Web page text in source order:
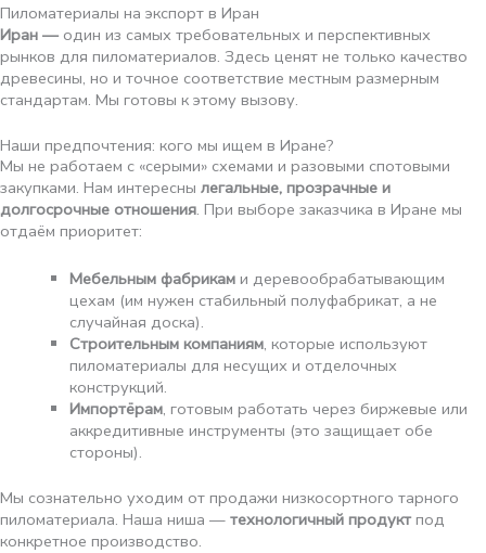
Пиломатериалы на экспорт в Иран
Иран — один из самых требовательных и перспективных
рынков для пиломатериалов. Здесь ценят не только качество
древесины, но и точное соответствие местным размерным
стандартам. Мы готовы к этому вызову.
Наши предпочтения: кого мы ищем в Иране?
Мы не работаем с «серыми» схемами и разовыми спотовыми
закупками. Нам интересны легальные, прозрачные и
долгосрочные отношения. При выборе заказчика в Иране мы
отдаём приоритет:
Мебельным фабриками деревообрабатывающим
цехам (им нужен стабильный полуфабрикат, а не
случайная доска).
Строительным компаниям, которые используют
пиломатериалы для несущих и отделочных
конструкций.
Импортёрам, готовым работать через биржевые или
аккредитивные инструменты (это защищает обе
стороны).
Мы сознательно уходим от продажи низкосортного тарного
пиломатериала. Наша ниша — технологичный продукт под
конкретное производство.